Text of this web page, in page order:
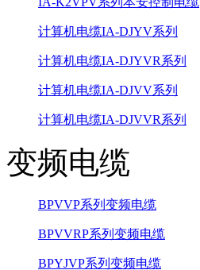
计算机电缆IA-DJYV系列
计算机电缆IA-DJYVR系列
计算机电缆IA-DJVV系列
计算机电缆IA-DJVVR系列
变频电缆
BPVVP系列变频电缆
BPVVRP系列变频电缆
BPYJVP系列变频电缆